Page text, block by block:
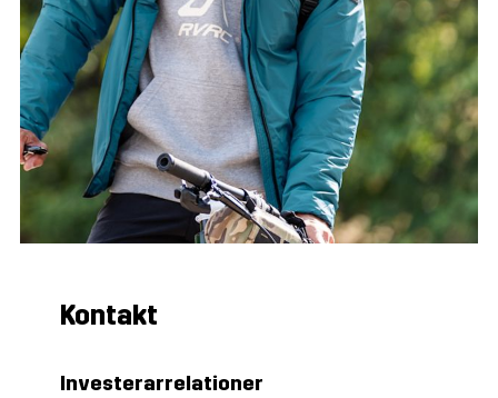
Kontakt
Investerarrelationer